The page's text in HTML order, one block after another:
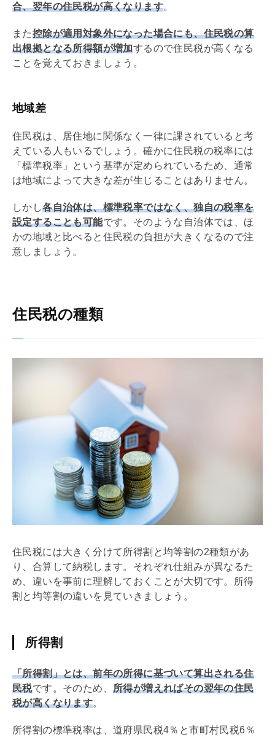
合、翌年の住民税が高くなります。
また控除が適用対象外になった場合にも、住民税の算
出根拠となる所得額が増加するので住民税が高くなる
ことを覚えておきましょう。
地域差
住民税は、居住地に関係なく一律に課されていると考
えている人もいるでしょう。確かに住民税の税率には
「標準税率」という基準が定められているため、通常
は地域によって大きな差が生じることはありません。
しかし各自治体は、標準税率ではなく、独自の税率を
設定することも可能です。そのような自治体では、ほ
かの地域と比べると住民税の負担が大きくなるので注
意しましょう。
住民税の種類
住民税には大きく分けて所得割と均等割の2種類があ
り、合算して納税します。それぞれ仕組みが異なるた
め、違いを事前に理解しておくことが大切です。所得
割と均等割の違いを見ていきましょう。
所得割
「所得割」とは、前年の所得に基づいて算出される住
民税です。そのため、所得が増えればその翌年の住民
税が高くなります。
所得割の標準税率は、道府県民税4％と市町村民税6％